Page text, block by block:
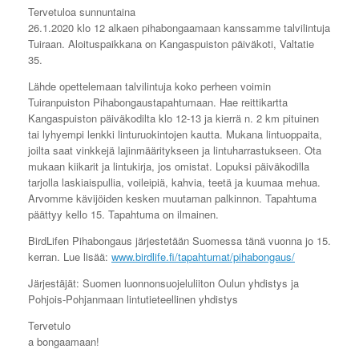
Tervetuloa sunnuntaina
26.1.2020 klo 12 alkaen pihabongaamaan kanssamme talvilintuja
Tuiraan. Aloituspaikkana on Kangaspuiston päiväkoti, Valtatie
35.
Lähde opettelemaan talvilintuja koko perheen voimin
Tuiranpuiston Pihabongaustapahtumaan. Hae reittikartta
Kangaspuiston päiväkodilta klo 12-13 ja kierrä n. 2 km pituinen
tai lyhyempi lenkki linturuokintojen kautta. Mukana lintuoppaita,
joilta saat vinkkejä lajinmääritykseen ja lintuharrastukseen. Ota
mukaan kiikarit ja lintukirja, jos omistat. Lopuksi päiväkodilla
tarjolla laskiaispullia, voileipiä, kahvia, teetä ja kuumaa mehua.
Arvomme kävijöiden kesken muutaman palkinnon. Tapahtuma
päättyy kello 15. Tapahtuma on ilmainen.
BirdLifen Pihabongaus järjestetään Suomessa tänä vuonna jo 15.
kerran. Lue lisää: www.birdlife.fi/tapahtumat/pihabongaus/
Järjestäjät: Suomen luonnonsuojeluliiton Oulun yhdistys ja
Pohjois-Pohjanmaan lintutieteellinen yhdistys
Tervetulo
a bongaamaan!